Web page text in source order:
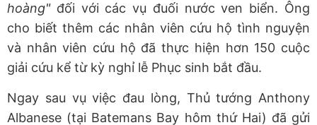
hoàng" đối với các vụ đuối nước ven biển. Ông
cho biết thêm các nhân viên cứu hộ tình nguyện
và nhân viên cứu hộ đã thực hiện hơn 150 cuộc
giải cứu kể từ kỳ nghỉ lễ Phục sinh bắt đầu.
Ngay sau vụ việc đau lòng, Thủ tướng Anthony
Albanese (tại Batemans Bay hôm thứ Hai) đã gửi